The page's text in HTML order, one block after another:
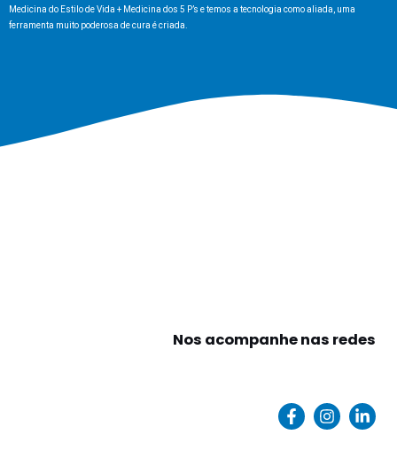
Medicina do Estilo de Vida + Medicina dos 5 P’s e temos a tecnologia como aliada, uma
ferramenta muito poderosa de cura é criada.
Nos acompanhe nas redes